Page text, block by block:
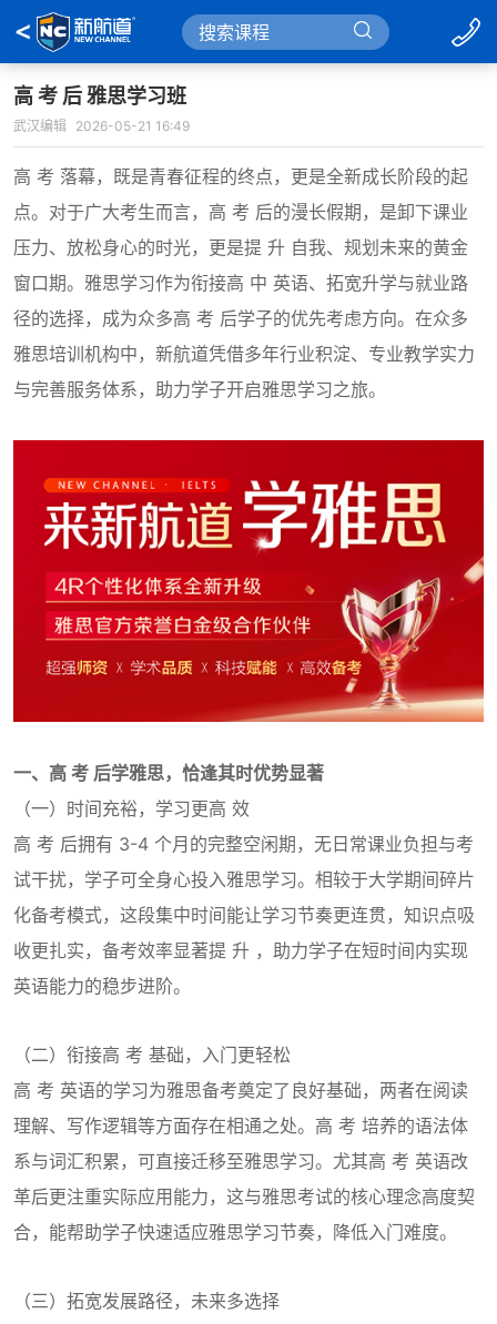
高 考 后 雅思学习班
武汉编辑 2026-05-21 16:49
高 考 落幕，既是青春征程的终点，更是全新成长阶段的起
点。对于广大考生而言，高 考 后的漫长假期，是卸下课业
压力、放松身心的时光，更是提 升 自我、规划未来的黄金
窗口期。雅思学习作为衔接高 中 英语、拓宽升学与就业路
径的选择，成为众多高 考 后学子的优先考虑方向。在众多
雅思培训机构中，新航道凭借多年行业积淀、专业教学实力
与完善服务体系，助力学子开启雅思学习之旅。
一、高 考 后学雅思，恰逢其时优势显著
（一）时间充裕，学习更高 效
高 考 后拥有 3-4 个月的完整空闲期，无日常课业负担与考
试干扰，学子可全身心投入雅思学习。相较于大学期间碎片
化备考模式，这段集中时间能让学习节奏更连贯，知识点吸
收更扎实，备考效率显著提 升 ，助力学子在短时间内实现
英语能力的稳步进阶。
（二）衔接高 考 基础，入门更轻松
高 考 英语的学习为雅思备考奠定了良好基础，两者在阅读
理解、写作逻辑等方面存在相通之处。高 考 培养的语法体
系与词汇积累，可直接迁移至雅思学习。尤其高 考 英语改
革后更注重实际应用能力，这与雅思考试的核心理念高度契
合，能帮助学子快速适应雅思学习节奏，降低入门难度。
（三）拓宽发展路径，未来多选择